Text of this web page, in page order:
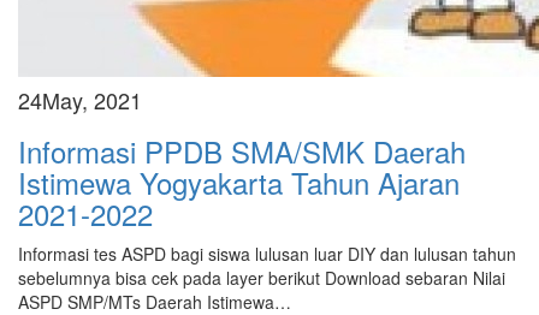
24May, 2021
Informasi PPDB SMA/SMK Daerah
Istimewa Yogyakarta Tahun Ajaran
2021-2022
Informasi tes ASPD bagi siswa lulusan luar DIY dan lulusan tahun
sebelumnya bisa cek pada layer berikut Download sebaran Nilai
ASPD SMP/MTs Daerah Istimewa…